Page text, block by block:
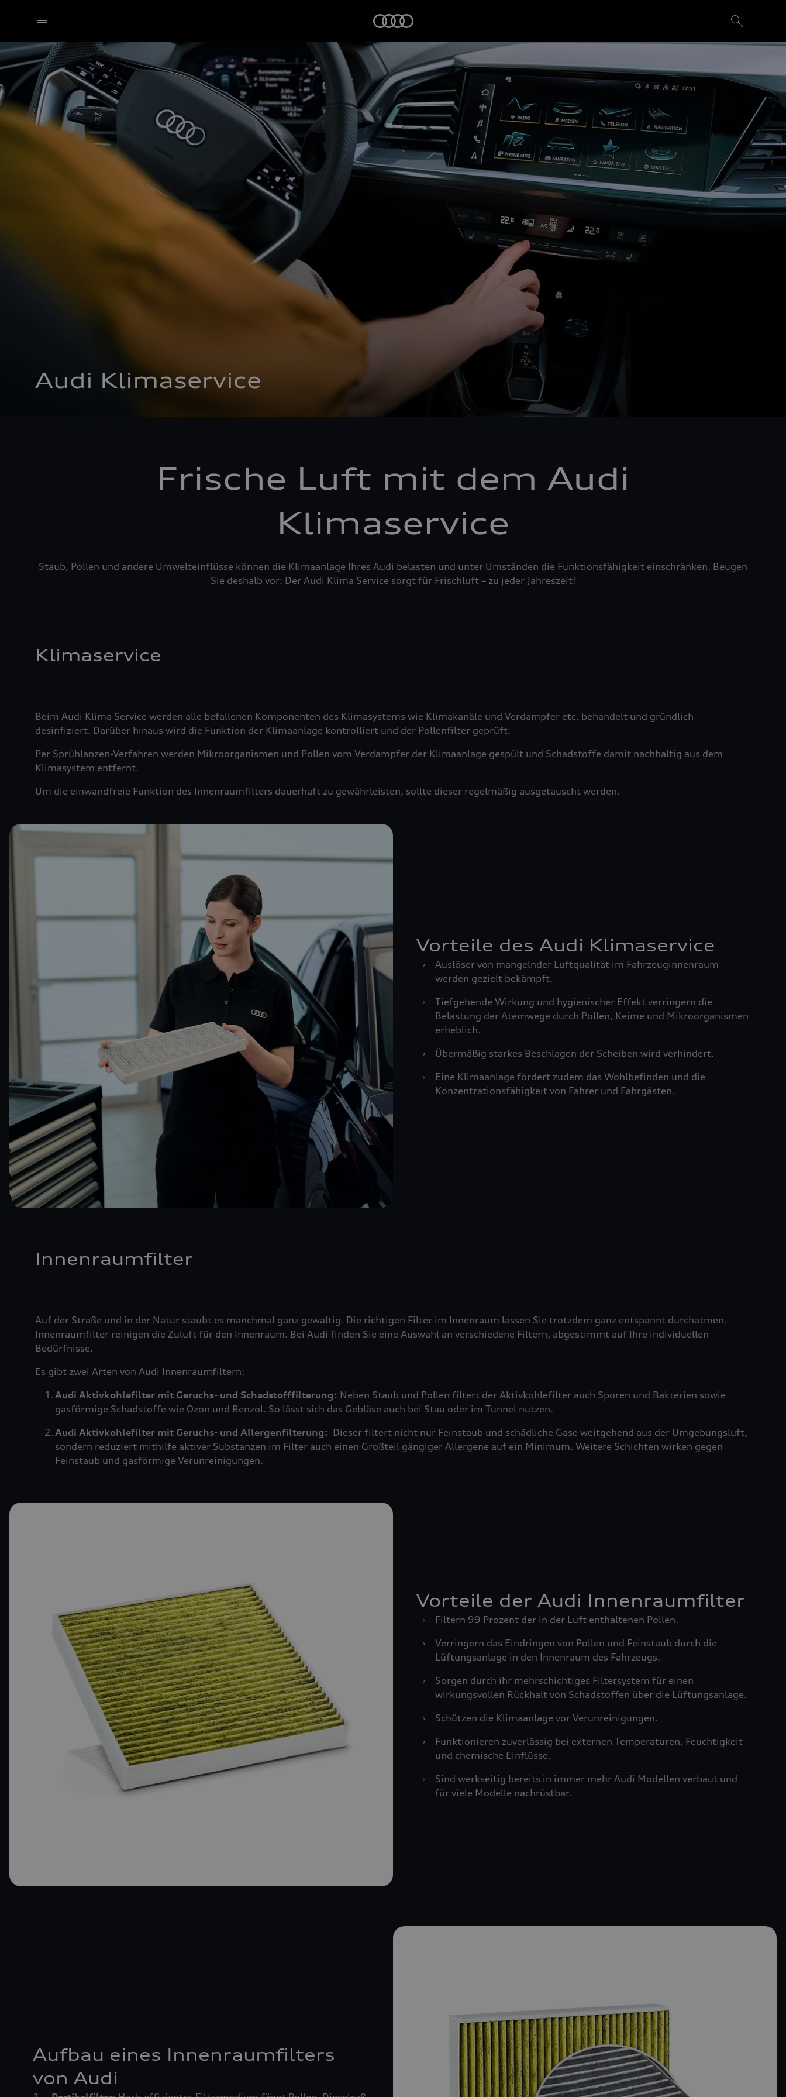
Audi Klimaservice
Frische Luft mit dem Audi
Klimaservice
Staub, Pollen und andere Umwelteinflüsse können die Klimaanlage Ihres Audi belasten und unter Umständen die Funktionsfähigkeit einschränken. Beugen
Sie deshalb vor: Der Audi Klima Service sorgt für Frischluft – zu jeder Jahreszeit!
Klimaservice
Beim Audi Klima Service werden alle befallenen Komponenten des Klimasystems wie Klimakanäle und Verdampfer etc. behandelt und gründlich
desinfiziert. Darüber hinaus wird die Funktion der Klimaanlage kontrolliert und der Pollenfilter geprüft.
Per Sprühlanzen-Verfahren werden Mikroorganismen und Pollen vom Verdampfer der Klimaanlage gespült und Schadstoffe damit nachhaltig aus dem
Klimasystem entfernt.
Um die einwandfreie Funktion des Innenraumfilters dauerhaft zu gewährleisten, sollte dieser regelmäßig ausgetauscht werden.
Vorteile des Audi Klimaservice
›
Auslöser von mangelnder Luftqualität im Fahrzeuginnenraum
werden gezielt bekämpft.
›
Tiefgehende Wirkung und hygienischer Effekt verringern die
Belastung der Atemwege durch Pollen, Keime und Mikroorganismen
erheblich.
›
Übermäßig starkes Beschlagen der Scheiben wird verhindert.
›
Eine Klimaanlage fördert zudem das Wohlbefinden und die
Konzentrationsfähigkeit von Fahrer und Fahrgästen.
Innenraumfilter
Auf der Straße und in der Natur staubt es manchmal ganz gewaltig. Die richtigen Filter im Innenraum lassen Sie trotzdem ganz entspannt durchatmen.
Innenraumfilter reinigen die Zuluft für den Innenraum. Bei Audi finden Sie eine Auswahl an verschiedene Filtern, abgestimmt auf Ihre individuellen
Bedürfnisse.
Es gibt zwei Arten von Audi Innenraumfiltern:
Audi Aktivkohlefilter mit Geruchs- und Schadstofffilterung: Neben Staub und Pollen filtert der Aktivkohlefilter auch Sporen und Bakterien sowie
gasförmige Schadstoffe wie Ozon und Benzol. So lässt sich das Gebläse auch bei Stau oder im Tunnel nutzen.
Audi Aktivkohlefilter mit Geruchs- und Allergenfilterung: Dieser filtert nicht nur Feinstaub und schädliche Gase weitgehend aus der Umgebungsluft,
sondern reduziert mithilfe aktiver Substanzen im Filter auch einen Großteil gängiger Allergene auf ein Minimum. Weitere Schichten wirken gegen
Feinstaub und gasförmige Verunreinigungen.
Vorteile der Audi Innenraumfilter
›
Filtern 99 Prozent der in der Luft enthaltenen Pollen.
›
Verringern das Eindringen von Pollen und Feinstaub durch die
Lüftungsanlage in den Innenraum des Fahrzeugs.
›
Sorgen durch ihr mehrschichtiges Filtersystem für einen
wirkungsvollen Rückhalt von Schadstoffen über die Lüftungsanlage.
›
Schützen die Klimaanlage vor Verunreinigungen.
›
Funktionieren zuverlässig bei externen Temperaturen, Feuchtigkeit
und chemische Einflüsse.
›
Sind werkseitig bereits in immer mehr Audi Modellen verbaut und
für viele Modelle nachrüstbar.
Aufbau eines Innenraumfilters
von Audi